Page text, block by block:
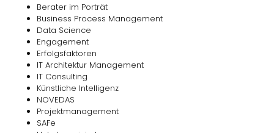
Berater im Porträt
Business Process Management
Data Science
Engagement
Erfolgsfaktoren
IT Architektur Management
IT Consulting
Künstliche Intelligenz
NOVEDAS
Projektmanagement
SAFe